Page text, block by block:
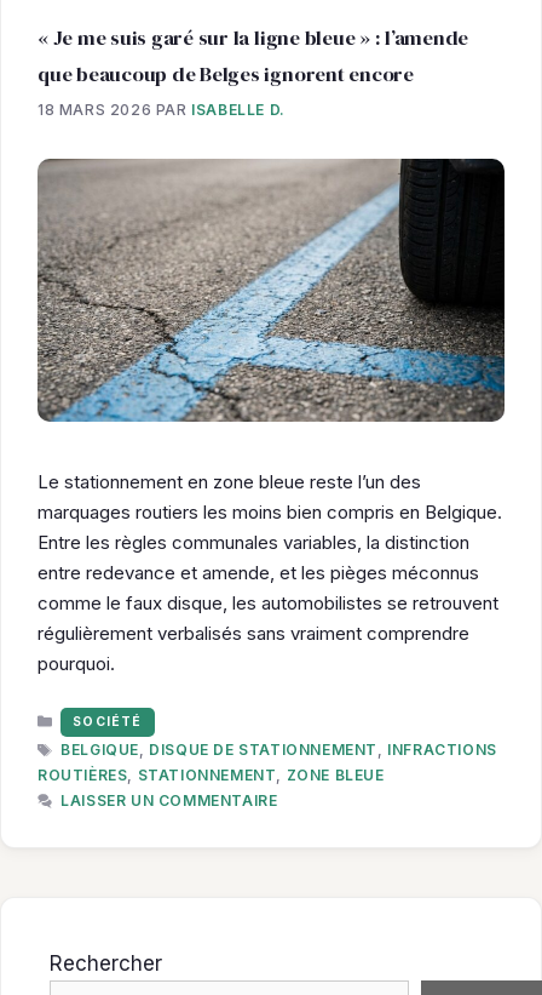
« Je me suis garé sur la ligne bleue » : l’amende
que beaucoup de Belges ignorent encore
18 MARS 2026 PAR ISABELLE D.
Le stationnement en zone bleue reste l’un des
marquages routiers les moins bien compris en Belgique.
Entre les règles communales variables, la distinction
entre redevance et amende, et les pièges méconnus
comme le faux disque, les automobilistes se retrouvent
régulièrement verbalisés sans vraiment comprendre
pourquoi.
CATÉGORIES
SOCIÉTÉ
ÉTIQUETTES
BELGIQUE, DISQUE DE STATIONNEMENT , INFRACTIONS
ROUTIÈRES, STATIONNEMENT, ZONE BLEUE
LAISSER UN COMMENTAIRE
Rechercher